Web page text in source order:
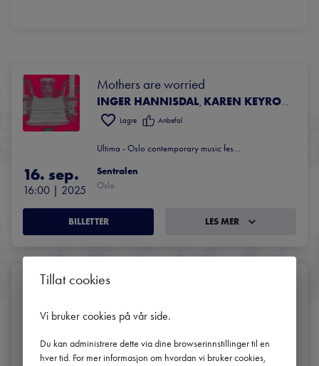
Mothers are worried
INGER HANNISDAL, KAREN KEYROUZ
Lagre Anbefal
Ultima - Oslo contemporary music festival
16. sep.
16:00 | 2025
Sentralen
Oslo
BILLETTER LES MER
Fin de partie
EDWARD GARDNER
Ultima - Oslo contemporary music festival
Tillat cookies
Vi bruker cookies på vår side.
Du kan administrere dette via dine browserinnstillinger til en
hver tid. For mer informasjon om hvordan vi bruker cookies,